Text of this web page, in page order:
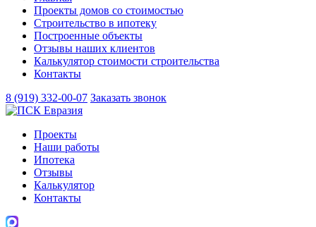
Проекты домов со стоимостью
Строительство в ипотеку
Построенные объекты
Отзывы наших клиентов
Калькулятор стоимости строительства
Контакты
8 (919) 332-00-07 Заказать звонок
Проекты
Наши работы
Ипотека
Отзывы
Калькулятор
Контакты